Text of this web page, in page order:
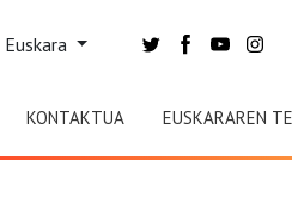
Euskara
KONTAKTUA EUSKARAREN